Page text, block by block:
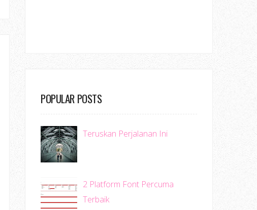
POPULAR POSTS
Teruskan Perjalanan Ini
2 Platform Font Percuma
Terbaik